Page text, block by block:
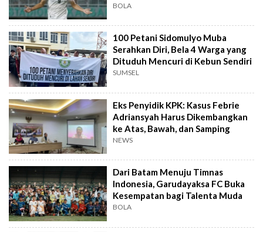
BOLA
100 Petani Sidomulyo Muba
Serahkan Diri, Bela 4 Warga yang
Dituduh Mencuri di Kebun Sendiri
SUMSEL
Eks Penyidik KPK: Kasus Febrie
Adriansyah Harus Dikembangkan
ke Atas, Bawah, dan Samping
NEWS
Dari Batam Menuju Timnas
Indonesia, Garudayaksa FC Buka
Kesempatan bagi Talenta Muda
BOLA